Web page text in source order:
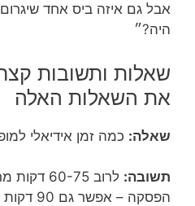
אבל גם איזה ביס אחד
היה?״
שאלות ותשובות
את השאלות האלה
שאלה: כמה זמן אידיאלי
תשובה:
לרוב 60-
הפסקה –